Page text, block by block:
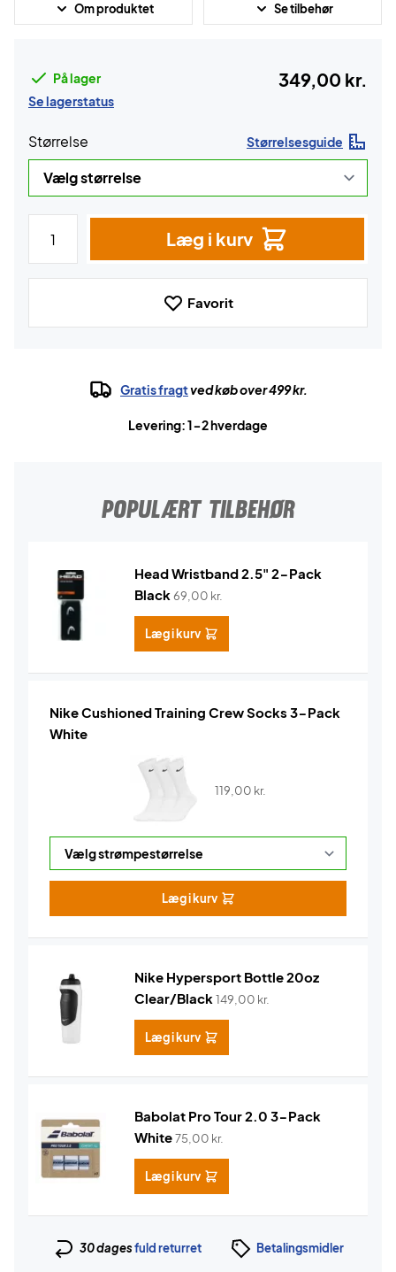
Om produktet Se tilbehør
På lager
Se lagerstatus
349,00 kr.
Størrelse Størrelsesguide
Læg i kurv
Favorit
Gratis fragtved køb over 499 kr.
Levering: 1-2 hverdage
POPULÆRT TILBEHØR
Head Wristband 2.5" 2-Pack
Black69,00 kr.
Læg i kurv
Nike Cushioned Training Crew Socks 3-Pack
White
119,00 kr.
Læg i kurv
Nike Hypersport Bottle 20oz
Clear/Black149,00 kr.
Læg i kurv
Babolat Pro Tour 2.0 3-Pack
White75,00 kr.
Læg i kurv
30 dagesfuld returret Betalingsmidler